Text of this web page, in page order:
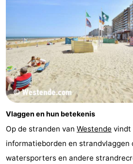
Vlaggen en hun betekenis
Op de stranden van Westende vindt
informatieborden en strandvlaggen
watersporters en andere